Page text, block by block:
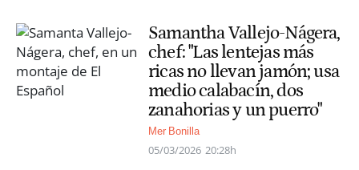
Samantha Vallejo-Nágera,
chef: "Las lentejas más
ricas no llevan jamón; usa
medio calabacín, dos
zanahorias y un puerro"
Mer Bonilla
05/03/2026 20:28h